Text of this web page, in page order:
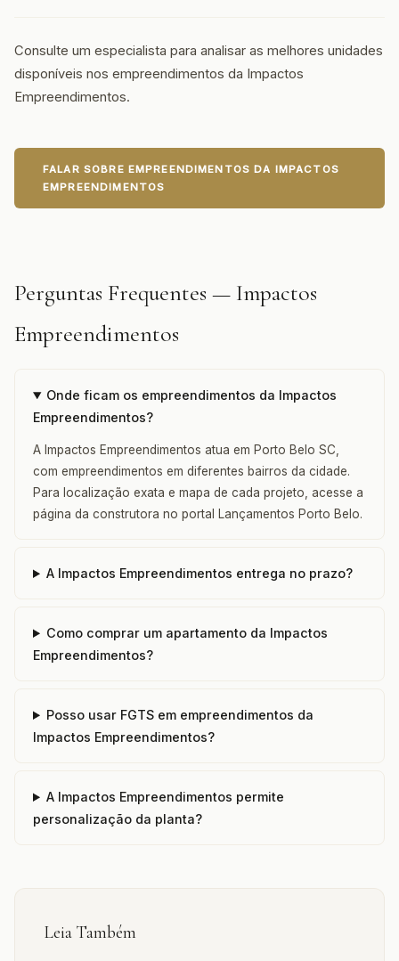
Consulte um especialista para analisar as melhores unidades
disponíveis nos empreendimentos da Impactos
Empreendimentos.
FALAR SOBRE EMPREENDIMENTOS DA IMPACTOS
EMPREENDIMENTOS
Perguntas Frequentes — Impactos
Empreendimentos
Onde ficam os empreendimentos da Impactos
Empreendimentos?
A Impactos Empreendimentos atua em Porto Belo SC,
com empreendimentos em diferentes bairros da cidade.
Para localização exata e mapa de cada projeto, acesse a
página da construtora no portal Lançamentos Porto Belo.
A Impactos Empreendimentos entrega no prazo?
Como comprar um apartamento da Impactos
Empreendimentos?
Posso usar FGTS em empreendimentos da
Impactos Empreendimentos?
A Impactos Empreendimentos permite
personalização da planta?
Leia Também